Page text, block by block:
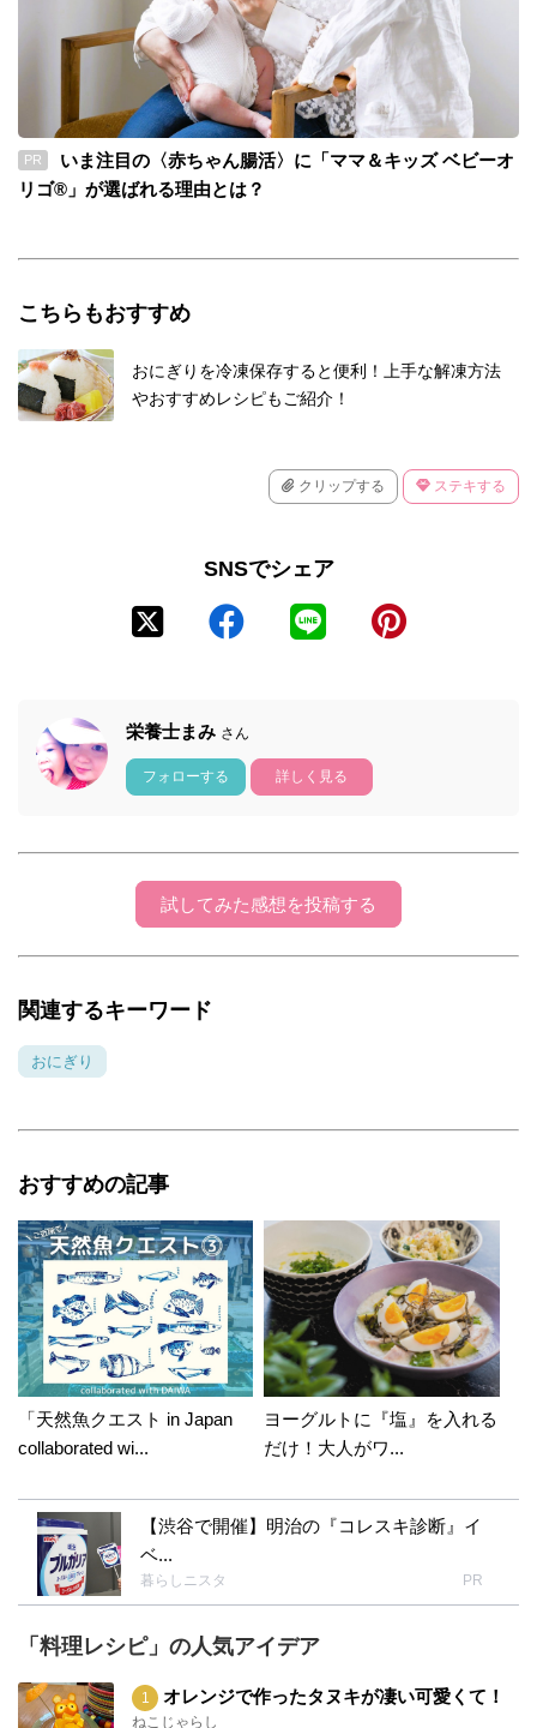
PR
いま注目の〈赤ちゃん腸活〉に「ママ＆キッズ ベビーオ
リゴ®」が選ばれる理由とは？
こちらもおすすめ
おにぎりを冷凍保存すると便利！上手な解凍方法
やおすすめレシピもご紹介！
クリップする ステキする
SNSでシェア
栄養士まみ さん
フォローする 詳しく見る
試してみた感想を投稿する
関連するキーワード
おにぎり
おすすめの記事
「天然魚クエスト in Japan
collaborated wi...
ヨーグルトに『塩』を入れる
だけ！大人がワ...
【渋谷で開催】明治の『コレスキ診断』イ
ベ...
暮らしニスタ PR
「料理レシピ」の人気アイデア
オレンジで作ったタヌキが凄い可愛くて！
ねこじゃらし